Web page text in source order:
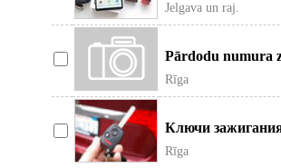
Jelgava un raj.
Pārdodu numura
Rīga
Ключи
Быстро, ка
Rīga